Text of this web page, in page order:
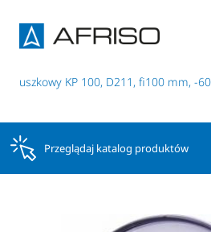
puszkowy KP 100, D211, fi100 mm, -
Przeglądaj katalog produktów